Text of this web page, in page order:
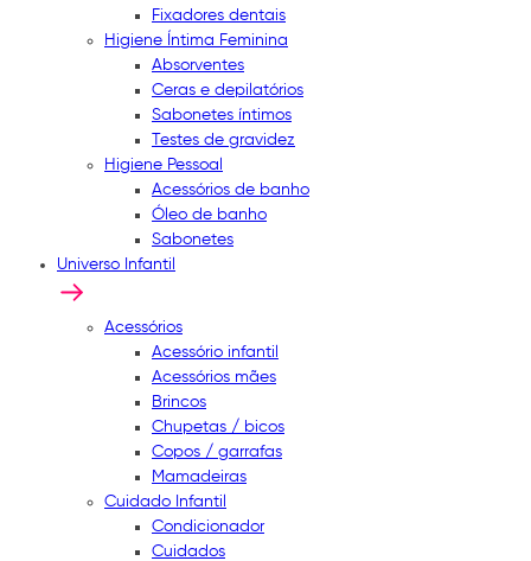
Fixadores dentais
Higiene Íntima Feminina
Absorventes
Ceras e depilatórios
Sabonetes íntimos
Testes de gravidez
Higiene Pessoal
Acessórios de banho
Óleo de banho
Sabonetes
Universo Infantil
Acessórios
Acessório infantil
Acessórios mães
Brincos
Chupetas / bicos
Copos / garrafas
Mamadeiras
Cuidado Infantil
Condicionador
Cuidados